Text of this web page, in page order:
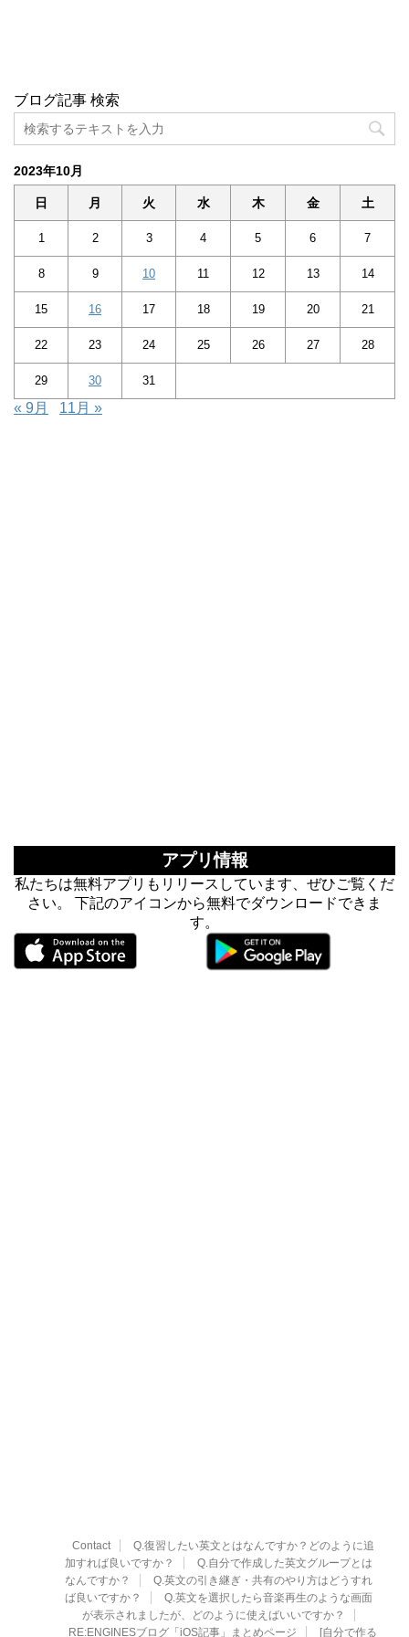
ブログ記事 検索
2023年10月
日 月 火 水 木 金 土
1 2 3 4 5 6 7
8 9 10 11 12 13 14
15 16 17 18 19 20 21
22 23 24 25 26 27 28
29 30 31
« 9月 11月 »
アプリ情報
私たちは無料アプリもリリースしています、ぜひご覧くだ
さい。 下記のアイコンから無料でダウンロードできま
す。
Contact
Q.復習したい英文とはなんですか？どのように追
加すれば良いですか？
Q.自分で作成した英文グループとは
なんですか？
Q.英文の引き継ぎ・共有のやり方はどうすれ
ば良いですか？
Q.英文を選択したら音楽再生のような画面
が表示されましたが、どのように使えばいいですか？
RE:ENGINESブログ「iOS記事」まとめページ
[自分で作る